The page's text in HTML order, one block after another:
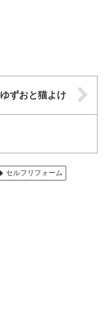
ゆずおと猫よけ
セルフリフォーム